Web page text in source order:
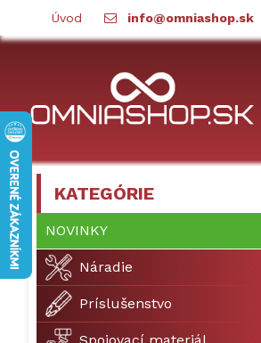
Úvod info@omniashop.sk
KATEGÓRIE
NOVINKY
Náradie
Príslušenstvo